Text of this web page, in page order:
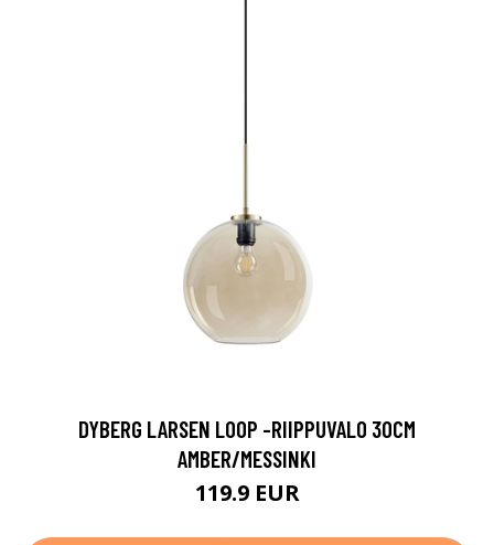
DYBERG LARSEN LOOP -RIIPPUVALO 30CM
AMBER/MESSINKI
119.9 EUR